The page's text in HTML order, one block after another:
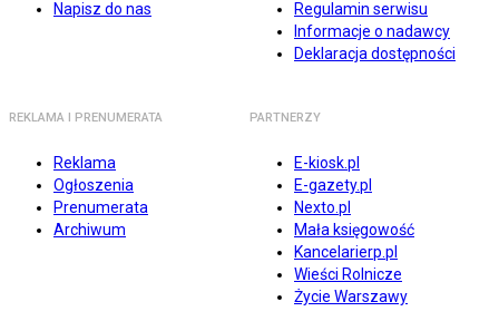
Napisz do nas
Regulamin serwisu
Informacje o nadawcy
Deklaracja dostępności
REKLAMA I PRENUMERATA
Reklama
Ogłoszenia
Prenumerata
Archiwum
PARTNERZY
E-kiosk.pl
E-gazety.pl
Nexto.pl
Mała księgowość
Kancelarierp.pl
Wieści Rolnicze
Życie Warszawy